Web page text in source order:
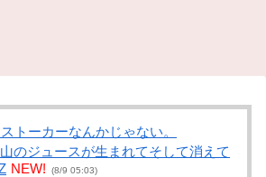
トーカーなんかじゃない。
のジュースが生まれてそして消えて
NEW! (8/9 05:03)